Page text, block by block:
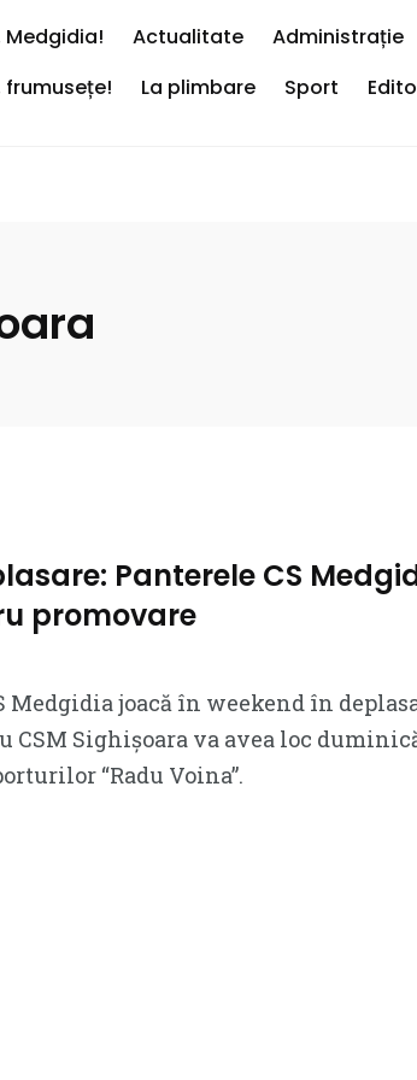
Medgidia! Actualitate Administrație
frumusețe!
La plimbare Sport
Panterele CS
promovare
Medgidia joacă în weekend în
CSM Sighișoara va avea loc
“Radu Voina”.